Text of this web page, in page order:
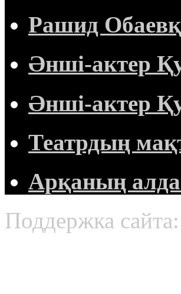
Рашид
Әнші-актер
Әнші-актер
Театрдың
Арқаның
Поддержка сайта: